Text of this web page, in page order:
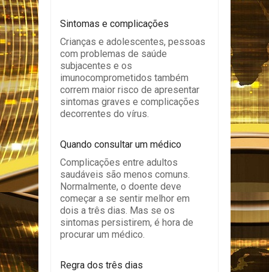
Sintomas e complicações
Crianças e adolescentes, pessoas
com problemas de saúde
subjacentes e os
imunocomprometidos também
correm maior risco de apresentar
sintomas graves e complicações
decorrentes do vírus.
Quando consultar um médico
Complicações entre adultos
saudáveis ​​são menos comuns.
Normalmente, o doente deve
começar a se sentir melhor em
dois a três dias. Mas se os
sintomas persistirem, é hora de
procurar um médico.
Regra dos três dias